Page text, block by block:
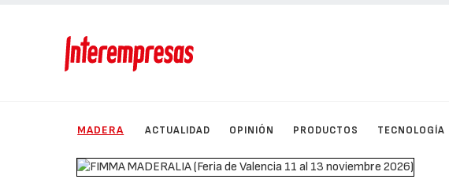
MADERA ACTUALIDAD OPINIÓN PRODUCTOS TECNOLOGÍA